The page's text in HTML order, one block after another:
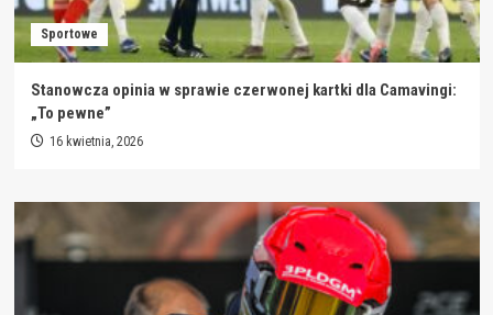
Sportowe
Stanowcza opinia w sprawie czerwonej kartki dla Camavingi:
„To pewne”
16 kwietnia, 2026